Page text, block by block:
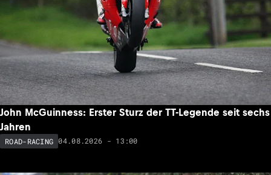
John McGuinness: Erster Sturz der TT-Legende seit sechs
Jahren
ROAD-RACING 04.08.2026 - 13:00